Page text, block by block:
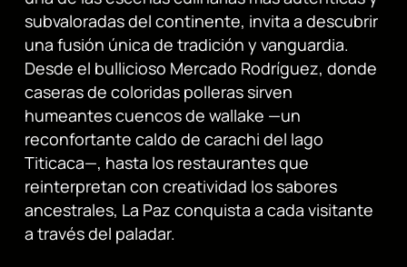
subvaloradas del continente, invita a descubrir
una fusión única de tradición y vanguardia.
Desde el bullicioso Mercado Rodríguez, donde
caseras de coloridas polleras sirven
humeantes cuencos de wallake —un
reconfortante caldo de carachi del lago
Titicaca—, hasta los restaurantes que
reinterpretan con creatividad los sabores
ancestrales, La Paz conquista a cada visitante
a través del paladar.